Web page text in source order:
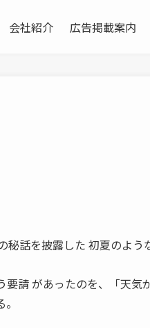
会社紹介 広告掲載案内
秘話を披露した 初夏のよう
請 があったのを、「天気